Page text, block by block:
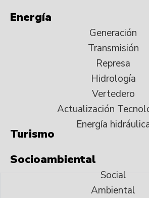
Energía
Generación
Transmisión
Represa
Hidrología
Vertedero
Actualización
Energía
Turismo
Socioambiental
Social
Ambiental